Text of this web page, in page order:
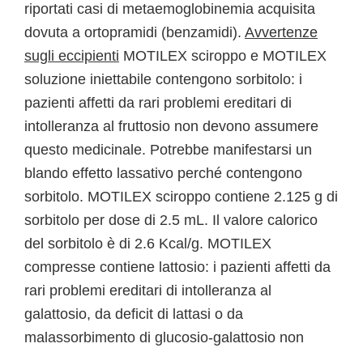
riportati casi di metaemoglobinemia acquisita
dovuta a ortopramidi (benzamidi). Avvertenze
sugli eccipienti MOTILEX sciroppo e MOTILEX
soluzione iniettabile contengono sorbitolo: i
pazienti affetti da rari problemi ereditari di
intolleranza al fruttosio non devono assumere
questo medicinale. Potrebbe manifestarsi un
blando effetto lassativo perché contengono
sorbitolo. MOTILEX sciroppo contiene 2.125 g di
sorbitolo per dose di 2.5 mL. Il valore calorico
del sorbitolo è di 2.6 Kcal/g. MOTILEX
compresse contiene lattosio: i pazienti affetti da
rari problemi ereditari di intolleranza al
galattosio, da deficit di lattasi o da
malassorbimento di glucosio-galattosio non